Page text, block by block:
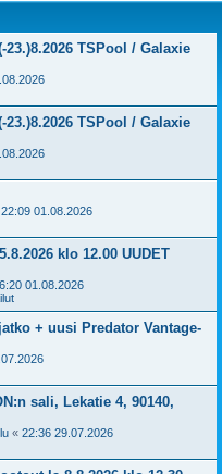
TSPool / Galaxie
TSPool / Galaxie
22:09 01.08.2026
klo 12.00 UUDET
01.08.2026
+ uusi Predator Vantage-
sali, Lekatie 4, 90140,
« 22:36 29.07.2026